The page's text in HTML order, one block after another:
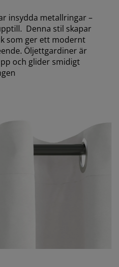
insydda metallringar –
Denna stil skapar
som ger ett modernt
Öljettgardiner är
och glider smidigt